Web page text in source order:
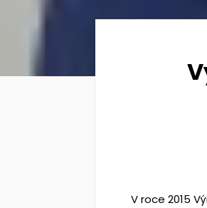
V roce 2015